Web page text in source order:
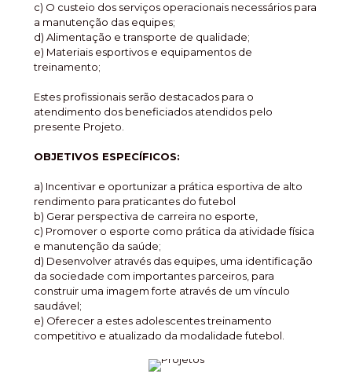
c) O custeio dos serviços operacionais necessários para
a manutenção das equipes;
d) Alimentação e transporte de qualidade;
e) Materiais esportivos e equipamentos de
treinamento;
Estes profissionais serão destacados para o
atendimento dos beneficiados atendidos pelo
presente Projeto.
OBJETIVOS ESPECÍFICOS:
a) Incentivar e oportunizar a prática esportiva de alto
rendimento para praticantes do futebol
b) Gerar perspectiva de carreira no esporte,
c) Promover o esporte como prática da atividade física
e manutenção da saúde;
d) Desenvolver através das equipes, uma identificação
da sociedade com importantes parceiros, para
construir uma imagem forte através de um vínculo
saudável;
e) Oferecer a estes adolescentes treinamento
competitivo e atualizado da modalidade futebol.